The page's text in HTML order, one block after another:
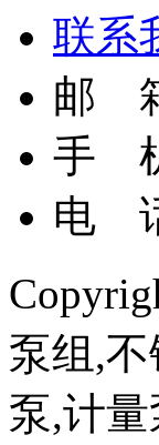
联系
邮
手
电
泵组,
泵,计